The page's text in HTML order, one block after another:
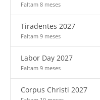
Faltam 8 meses
Tiradentes 2027
Faltam 9 meses
Labor Day 2027
Faltam 9 meses
Corpus Christi 2027